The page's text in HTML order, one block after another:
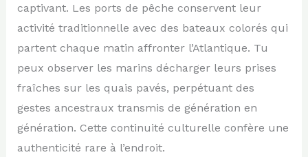
captivant. Les ports de pêche conservent leur
activité traditionnelle avec des bateaux colorés qui
partent chaque matin affronter l’Atlantique. Tu
peux observer les marins décharger leurs prises
fraîches sur les quais pavés, perpétuant des
gestes ancestraux transmis de génération en
génération. Cette continuité culturelle confère une
authenticité rare à l’endroit.